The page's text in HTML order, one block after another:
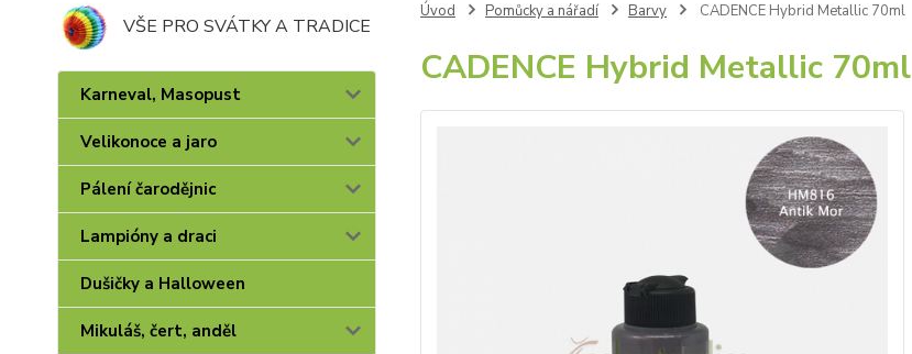
VŠE PRO SVÁTKY A TRADICE
Karneval, Masopust
Velikonoce a jaro
Pálení čarodějnic
Lampióny a draci
Dušičky a Halloween
Mikuláš, čert, anděl
Úvod Pomůcky a nářadí Barvy CADENCE Hybrid Metallic 70ml
CADENCE Hybrid Metallic 70ml